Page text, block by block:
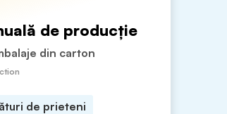
de producție
din carton
de prieteni